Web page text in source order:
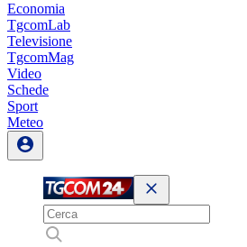
Economia
TgcomLab
Televisione
TgcomMag
Video
Schede
Sport
Meteo